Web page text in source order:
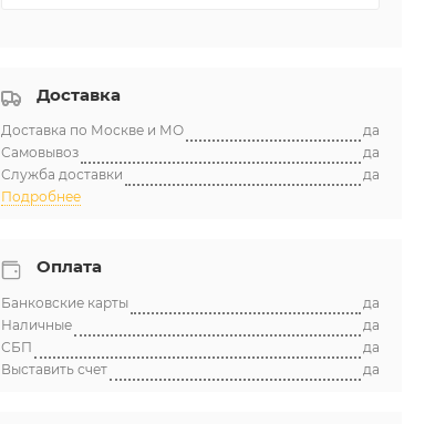
Доставка
Доставка по Москве и МО
да
Самовывоз
да
Служба доставки
да
Подробнее
Оплата
Банковские карты
да
Наличные
да
СБП
да
Выставить счет
да